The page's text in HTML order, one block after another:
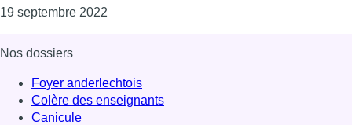
19 septembre 2022
Nos dossiers
Foyer anderlechtois
Colère des enseignants
Canicule